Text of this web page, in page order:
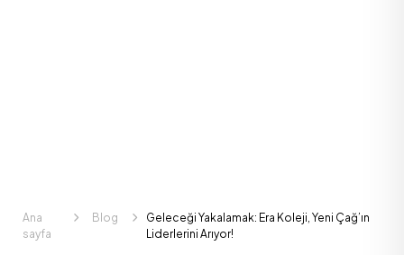
Ana
sayfa
Blog
Geleceği Yakalamak: Era Koleji, Yeni Çağ’ın
Liderlerini Arıyor!